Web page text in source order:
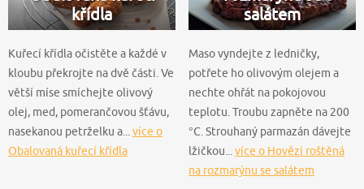
křídla
Kuřecí křídla očistěte a každé v
kloubu překrojte na dvě části. Ve
větší míse smíchejte olivový
olej, med, pomerančovou šťávu,
nasekanou petrželku a...více o
Obalovaná kuřecí křídla
salátem
Maso vyndejte z ledničky,
potřete ho olivovým olejem a
nechte ohřát na pokojovou
teplotu. Troubu zapněte na 200
°C. Strouhaný parmazán dávejte
lžičkou...více o Hovězí roštěná
na rozmarýnu se salátem